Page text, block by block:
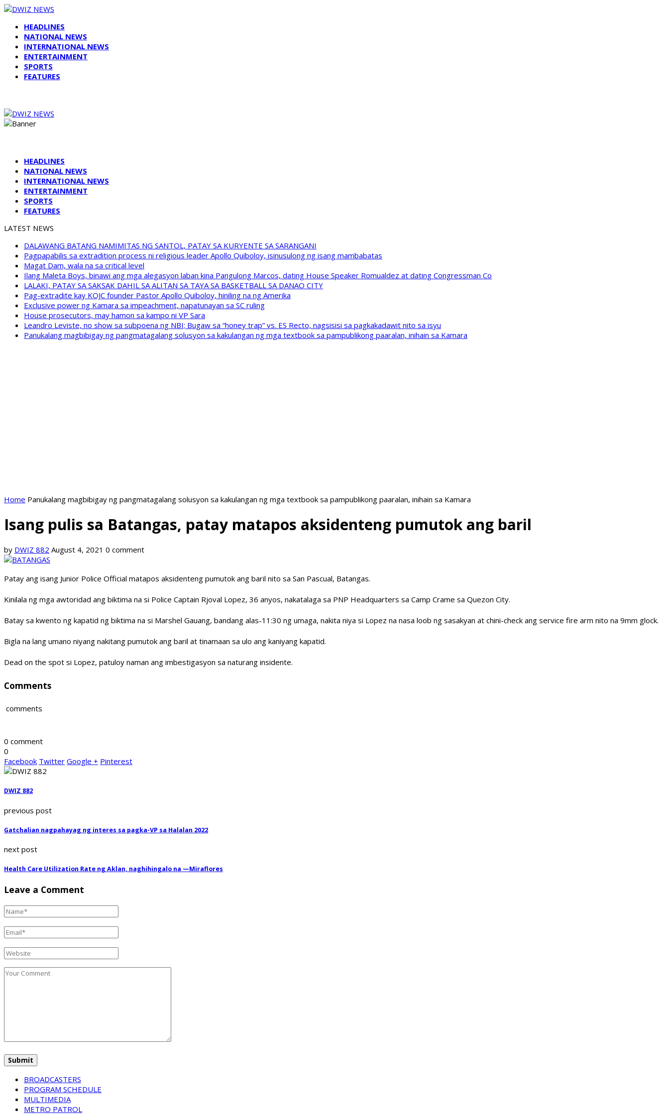
HEADLINES
NATIONAL NEWS
INTERNATIONAL NEWS
ENTERTAINMENT
SPORTS
FEATURES
HEADLINES
NATIONAL NEWS
INTERNATIONAL NEWS
ENTERTAINMENT
SPORTS
FEATURES
LATEST NEWS
DALAWANG BATANG NAMIMITAS NG SANTOL, PATAY SA KURYENTE SA SARANGANI
Pagpapabilis sa extradition process ni religious leader Apollo Quiboloy, isinusulong ng isang mambabatas
Magat Dam, wala na sa critical level
Ilang Maleta Boys, binawi ang mga alegasyon laban kina Pangulong Marcos, dating House Speaker Romualdez at dating Congressman Co
LALAKI, PATAY SA SAKSAK DAHIL SA ALITAN SA TAYA SA BASKETBALL SA DANAO CITY
Pag-extradite kay KOJC founder Pastor Apollo Quiboloy, hiniling na ng Amerika
Exclusive power ng Kamara sa impeachment, napatunayan sa SC ruling
House prosecutors, may hamon sa kampo ni VP Sara
Leandro Leviste, no show sa subpoena ng NBI; Bugaw sa “honey trap” vs. ES Recto, nagsisisi sa pagkakadawit nito sa isyu
Panukalang magbibigay ng pangmatagalang solusyon sa kakulangan ng mga textbook sa pampublikong paaralan, inihain sa Kamara
Home Panukalang magbibigay ng pangmatagalang solusyon sa kakulangan ng mga textbook sa pampublikong paaralan, inihain sa Kamara
Isang pulis sa Batangas, patay matapos aksidenteng pumutok ang baril
by DWIZ 882 August 4, 2021 0 comment
Patay ang isang Junior Police Official matapos aksidenteng pumutok ang baril nito sa San Pascual, Batangas.
Kinilala ng mga awtoridad ang biktima na si Police Captain Rjoval Lopez, 36 anyos, nakatalaga sa PNP Headquarters sa Camp Crame sa Quezon City.
Batay sa kwento ng kapatid ng biktima na si Marshel Gauang, bandang alas-11:30 ng umaga, nakita niya si Lopez na nasa loob ng sasakyan at chini-check ang service fire arm nito na 9mm glock.
Bigla na lang umano niyang nakitang pumutok ang baril at tinamaan sa ulo ang kaniyang kapatid.
Dead on the spot si Lopez, patuloy naman ang imbestigasyon sa naturang insidente.
Comments
comments
0 comment
0
Facebook Twitter Google + Pinterest
DWIZ 882
previous post
Gatchalian nagpahayag ng interes sa pagka-VP sa Halalan 2022
next post
Health Care Utilization Rate ng Aklan, naghihingalo na —Miraflores
Leave a Comment
BROADCASTERS
PROGRAM SCHEDULE
MULTIMEDIA
METRO PATROL